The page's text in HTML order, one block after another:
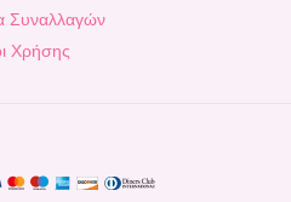
Συναλλαγών
Χρήσης